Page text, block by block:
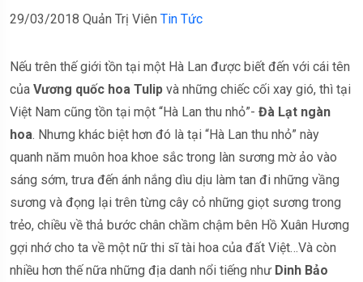
29/03/2018 Quản Trị Viên Tin Tức
Nếu trên thế giới tồn tại một Hà Lan được biết đến với cái tên
của Vương quốc hoa Tulip và những chiếc cối xay gió, thì tại
Việt Nam cũng tồn tại một “Hà Lan thu nhỏ”- Đà Lạt ngàn
hoa. Nhưng khác biệt hơn đó là tại “Hà Lan thu nhỏ” này
quanh năm muôn hoa khoe sắc trong làn sương mờ ảo vào
sáng sớm, trưa đến ánh nắng dìu dịu làm tan đi những vầng
sương và đọng lại trên từng cây cỏ những giọt sương trong
trẻo, chiều về thả bước chân chầm chậm bên Hồ Xuân Hương
gợi nhớ cho ta về một nữ thi sĩ tài hoa của đất Việt…Và còn
nhiều hơn thế nữa những địa danh nổi tiếng như Dinh Bảo